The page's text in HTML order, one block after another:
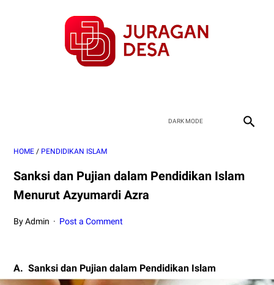
HOME / PENDIDIKAN ISLAM
Sanksi dan Pujian dalam Pendidikan Islam
Menurut Azyumardi Azra
By Admin Post a Comment
A. Sanksi dan Pujian dalam Pendidikan Islam